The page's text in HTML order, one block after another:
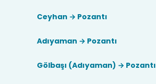
Ceyhan → Pozantı
Adıyaman → Pozantı
Gölbaşı (Adıyaman) → Pozantı